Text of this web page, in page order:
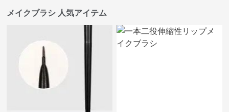
メイクブラシ 人気アイテム